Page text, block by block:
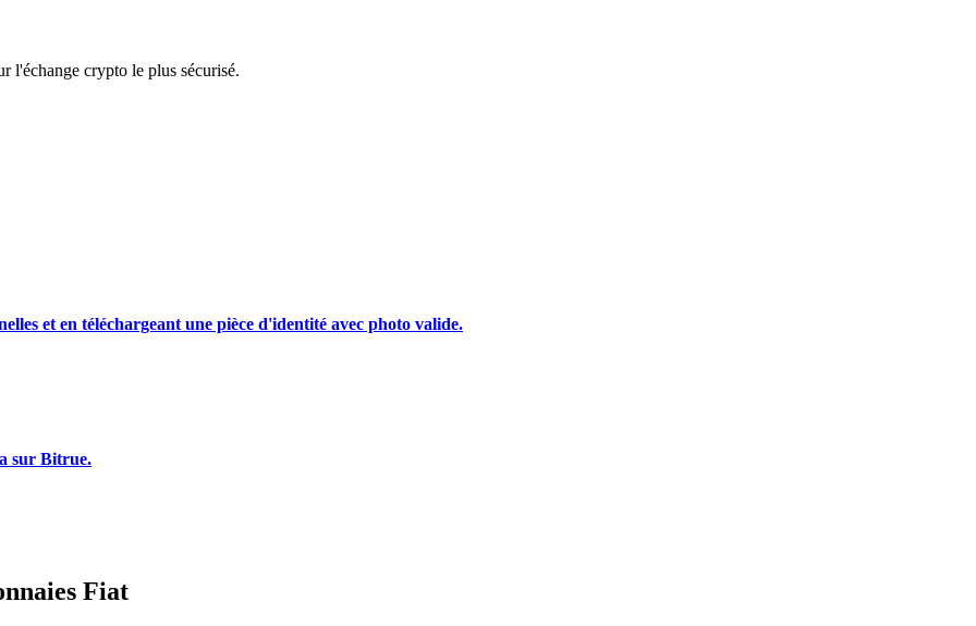
etc.
l'échange crypto le plus sécurisé.
et en téléchargeant une pièce d'identité avec photo valide.
sur Bitrue.
Fiat